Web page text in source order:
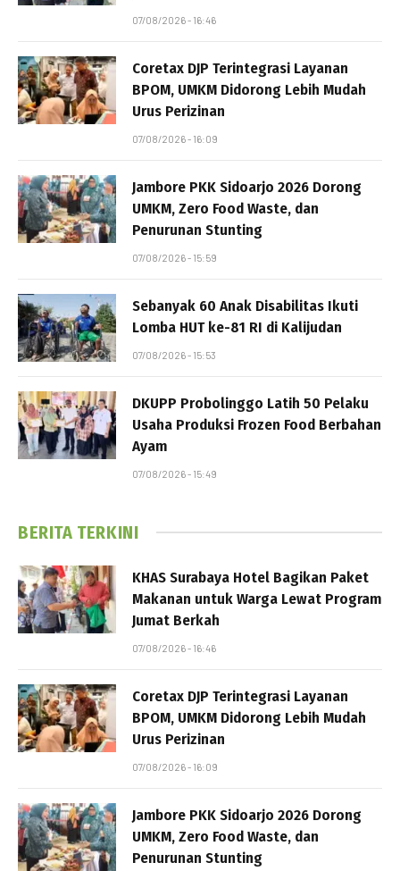
07/08/2026 - 16:46
Coretax DJP Terintegrasi Layanan
BPOM, UMKM Didorong Lebih Mudah
Urus Perizinan
07/08/2026 - 16:09
Jambore PKK Sidoarjo 2026 Dorong
UMKM, Zero Food Waste, dan
Penurunan Stunting
07/08/2026 - 15:59
Sebanyak 60 Anak Disabilitas Ikuti
Lomba HUT ke-81 RI di Kalijudan
07/08/2026 - 15:53
DKUPP Probolinggo Latih 50 Pelaku
Usaha Produksi Frozen Food Berbahan
Ayam
07/08/2026 - 15:49
BERITA TERKINI
KHAS Surabaya Hotel Bagikan Paket
Makanan untuk Warga Lewat Program
Jumat Berkah
07/08/2026 - 16:46
Coretax DJP Terintegrasi Layanan
BPOM, UMKM Didorong Lebih Mudah
Urus Perizinan
07/08/2026 - 16:09
Jambore PKK Sidoarjo 2026 Dorong
UMKM, Zero Food Waste, dan
Penurunan Stunting